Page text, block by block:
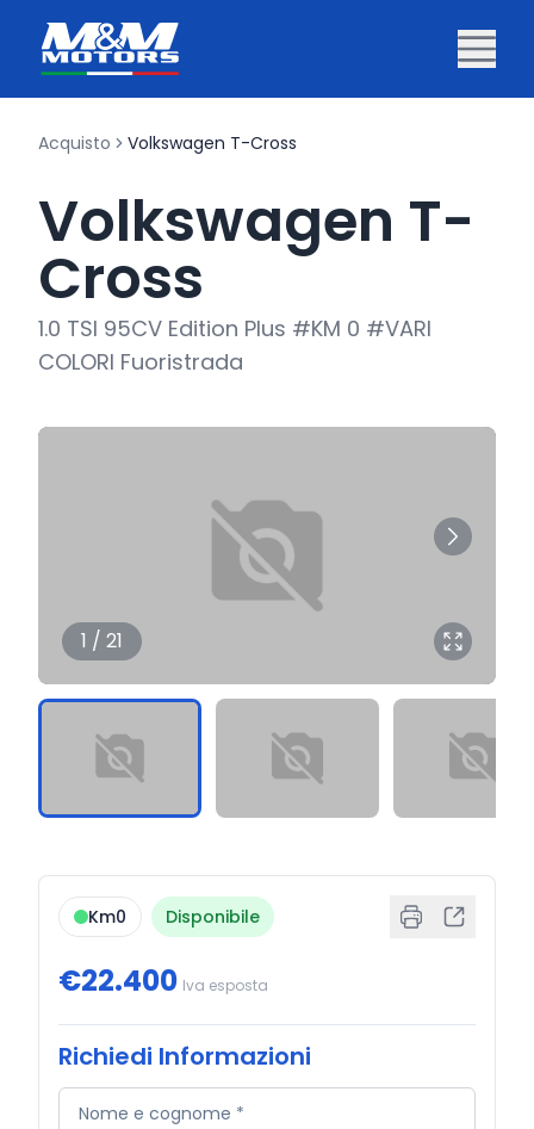
Acquisto Volkswagen T-Cross
Volkswagen T-
Cross
1.0 TSI 95CV Edition Plus #KM 0 #VARI
COLORI Fuoristrada
1 / 21
Km0 Disponibile
€22.400 Iva esposta
Richiedi Informazioni